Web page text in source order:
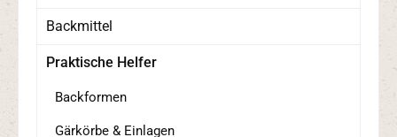
Backmittel
Praktische Helfer
Backformen
Gärkörbe & Einlagen